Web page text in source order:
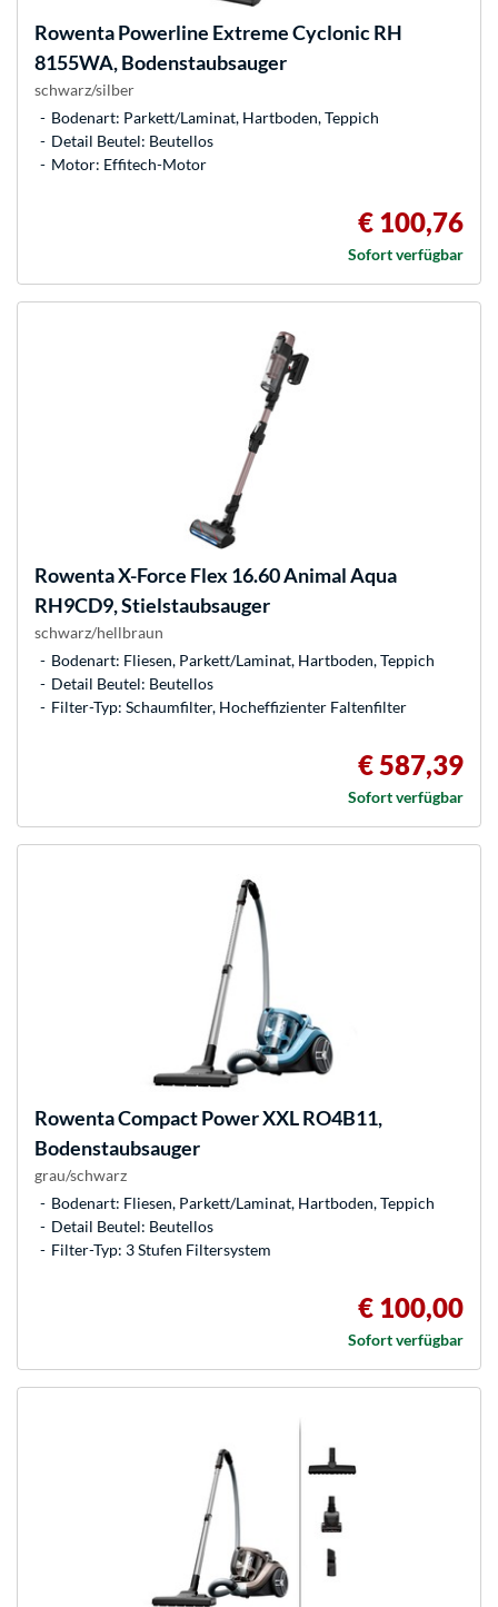
RowentaPowerline Extreme Cyclonic RH
8155WA, Bodenstaubsauger
schwarz/silber
Bodenart: Parkett/Laminat, Hartboden, Teppich
Detail Beutel: Beutellos
Motor: Effitech-Motor
€ 100,76
Sofort verfügbar
RowentaX-Force Flex 16.60 Animal Aqua
RH9CD9, Stielstaubsauger
schwarz/hellbraun
Bodenart: Fliesen, Parkett/Laminat, Hartboden, Teppich
Detail Beutel: Beutellos
Filter-Typ: Schaumfilter, Hocheffizienter Faltenfilter
€ 587,39
Sofort verfügbar
RowentaCompact Power XXL RO4B11,
Bodenstaubsauger
grau/schwarz
Bodenart: Fliesen, Parkett/Laminat, Hartboden, Teppich
Detail Beutel: Beutellos
Filter-Typ: 3 Stufen Filtersystem
€ 100,00
Sofort verfügbar